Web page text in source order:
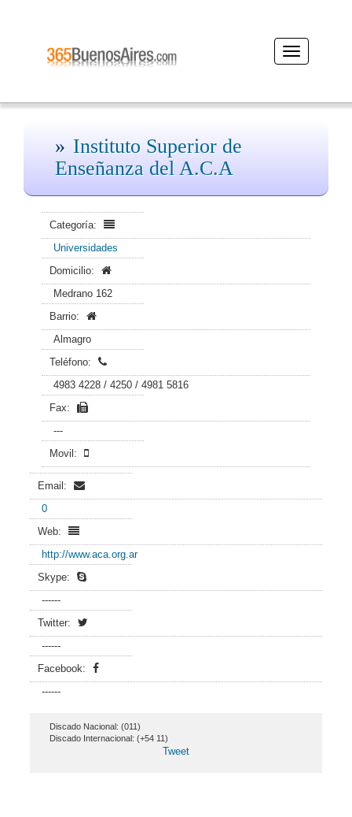
Desplegar
navegación
Instituto Superior de
Enseñanza del A.C.A
Categoría:
Universidades
Domicilio:
Medrano 162
Barrio:
Almagro
Teléfono:
4983 4228 / 4250 / 4981 5816
Fax:
---
Movil:
Email:
0
Web:
http://www.aca.org.ar
Skype:
------
Twitter:
------
Facebook:
------
Discado Nacional: (011)
Discado Internacional: (+54 11)
Tweet